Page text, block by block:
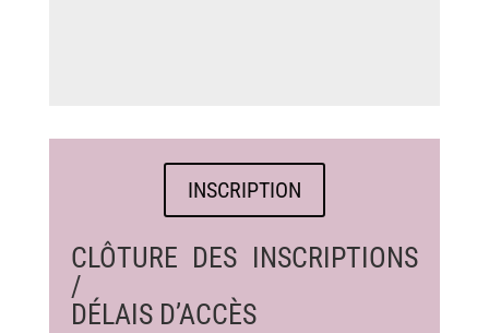
INSCRIPTION
CLÔTURE DES INSCRIPTIONS
/
DÉLAIS D’ACCÈS